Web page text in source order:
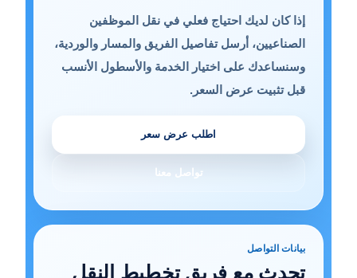
إذا كان لديك احتياج فعلي في نقل الموظفين
الصناعيين، أرسل تفاصيل الفريق والمسار والوردية،
وسنساعدك على اختيار الخدمة والأسطول الأنسب
قبل تثبيت عرض السعر.
اطلب عرض سعر
تواصل معنا
بيانات التواصل
تحدث مع فريق تخطيط النقل